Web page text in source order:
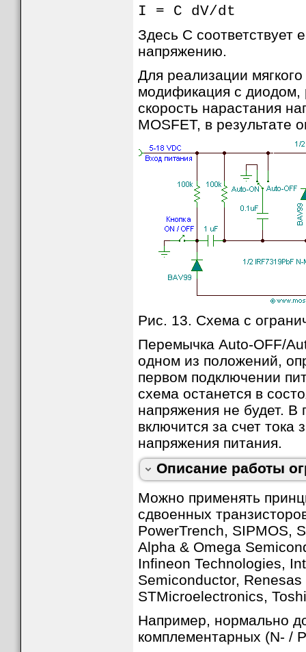
I = C dV/dt
Здесь C
напряжению.
Для реализации
модификация с диодом,
скорость нарастания
MOSFET, в результате
Рис. 13. Схема с
Перемычка Auto-OFF/
одном из положений,
первом подключении
схема останется в
напряжения не будет. В
включится за счет тока
напряжения питания.
Описание работы
Можно применять
сдвоенных
PowerTrench, SIPMOS,
Alpha & Omega
Infineon Technologies,
Semiconductor,
STMicroelectronics,
Например, нормально
комплементарных (N- /
Мне стало интересно попробовать в
включение коротким нажатием, и
подать сигнал микроконтроллеру, чтобы
Вместо транзисторной сборки IRF7319 я
и 2N7000 (нижний N-MOSFET). Схема
но оказалось, что не все так просто. К
за токов утечки транзисторов. При
затворе нижнего транзистора росло, и
Устранить данный эффект получилось
поставил на всякий случай, чтобы нижний